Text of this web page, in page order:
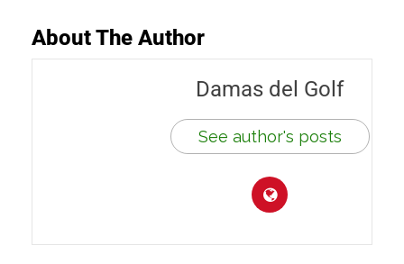
About The Author
Damas del Golf
See author's posts